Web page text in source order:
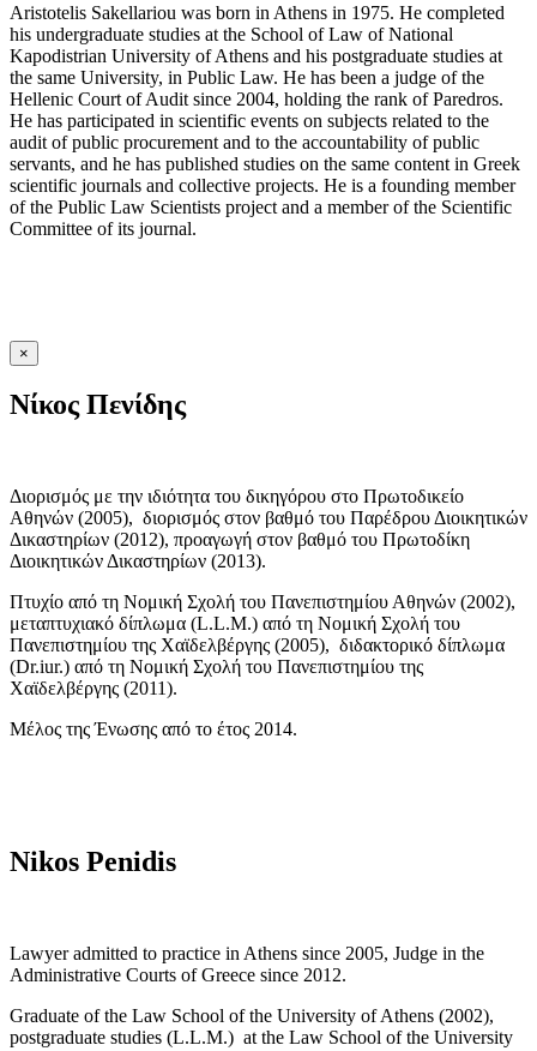
Aristotelis Sakellariou was born in Athens in 1975. He completed
his undergraduate studies at the School of Law of National
Kapodistrian University of Athens and his postgraduate studies at
the same University, in Public Law. He has been a judge of the
Hellenic Court of Audit since 2004, holding the rank of Paredros.
He has participated in scientific events on subjects related to the
audit of public procurement and to the accountability of public
servants, and he has published studies on the same content in Greek
scientific journals and collective projects. He is a founding member
of the Public Law Scientists project and a member of the Scientific
Committee of its journal.
×
Νίκος Πενίδης
Διορισμός με την ιδιότητα του δικηγόρου στο Πρωτοδικείο
Αθηνών (2005), διορισμός στον βαθμό του Παρέδρου Διοικητικών
Δικαστηρίων (2012), προαγωγή στον βαθμό του Πρωτοδίκη
Διοικητικών Δικαστηρίων (2013).
Πτυχίο από τη Νομική Σχολή του Πανεπιστημίου Αθηνών (2002),
μεταπτυχιακό δίπλωμα (L.L.M.) από τη Νομική Σχολή του
Πανεπιστημίου της Χαϊδελβέργης (2005), διδακτορικό δίπλωμα
(Dr.iur.) από τη Νομική Σχολή του Πανεπιστημίου της
Χαϊδελβέργης (2011).
Μέλος της Ένωσης από το έτος 2014.
Nikos Penidis
Lawyer admitted to practice in Athens since 2005, Judge in the
Administrative Courts of Greece since 2012.
Graduate of the Law School of the University of Athens (2002),
postgraduate studies (L.L.M.) at the Law School of the University